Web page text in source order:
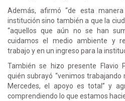
Además, afirmó “de esta
institución sino también a que la
“aquellos que aún no se han
cuidamos el medio ambiente y
trabajo y en un ingreso para la
También se hizo presente Flavio
quién subrayó “venimos
Mercedes, el apoyo es total” y
comprendiendo lo que estamos